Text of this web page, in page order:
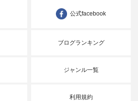
公式facebook
ブログランキング
ジャンル一覧
利用規約